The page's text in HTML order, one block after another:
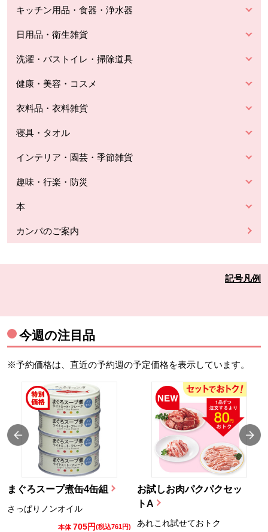
キッチン用品・食器・浄水器
日用品・衛生雑貨
洗濯・バストイレ・掃除道具
健康・美容・コスメ
衣料品・衣料雑貨
寝具・タオル
インテリア・園芸・季節雑貨
趣味・行楽・防災
本
カンパのご案内
記号凡例
今週の注目品
※予約価格は、直近の予約週の予定価格を表示しています。
まぐろスープ煮缶4缶組
さっぱりノンオイル
本体 705円(税込761円)
お試しお肉パクパクセッ
トA
あれこれ試せておトク